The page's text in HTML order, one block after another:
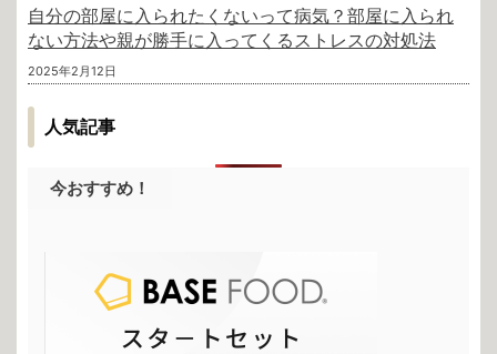
自分の部屋に入られたくないって病気？部屋に入られ
ない方法や親が勝手に入ってくるストレスの対処法
2025年2月12日
人気記事
今おすすめ！